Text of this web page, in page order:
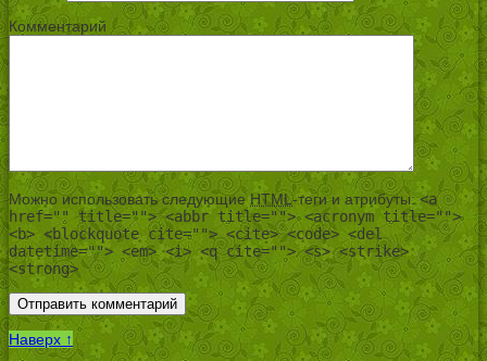
Комментарий
Можно использовать следующиеHTML-теги и атрибуты:<a
href="" title=""> <abbr title=""> <acronym title="">
<b> <blockquote cite=""> <cite> <code> <del
datetime=""> <em> <i> <q cite=""> <s> <strike>
<strong>
Наверх ↑